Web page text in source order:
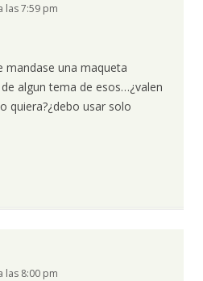
las 7:59 pm
mandase una maqueta
algun tema de esos…¿valen
quiera?¿debo usar solo
las 8:00 pm